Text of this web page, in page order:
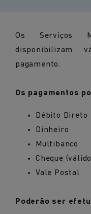
Os Serviços
disponibilizam
pagamento.
Os pagamentos
Débito Direto
Dinheiro
Multibanco
Cheque
Vale Postal
Poderão ser